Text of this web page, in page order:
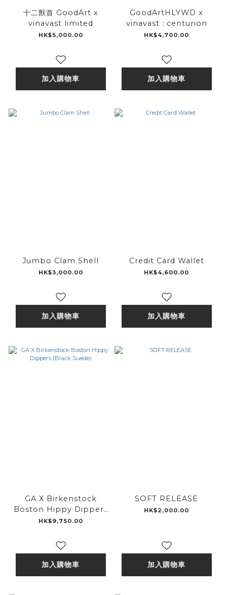
十二獸首 GoodArt x
vinavast limited
HK$5,000.00
加入購物車
GoodArtHLYWD x
vinavast : centurion
HK$4,700.00
加入購物車
Jumbo Clam Shell
HK$3,000.00
加入購物車
Credit Card Wallet
HK$4,600.00
加入購物車
GA X Birkenstock
Boston Hippy Dippers
(Black Suede)
HK$9,750.00
加入購物車
SOFT RELEASE
HK$2,000.00
加入購物車